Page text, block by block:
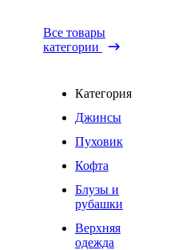
Все товары
категории
Категория
Джинсы
Пуховик
Кофта
Блузы и
рубашки
Верхняя
одежда